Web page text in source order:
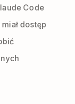
Code
dostęp